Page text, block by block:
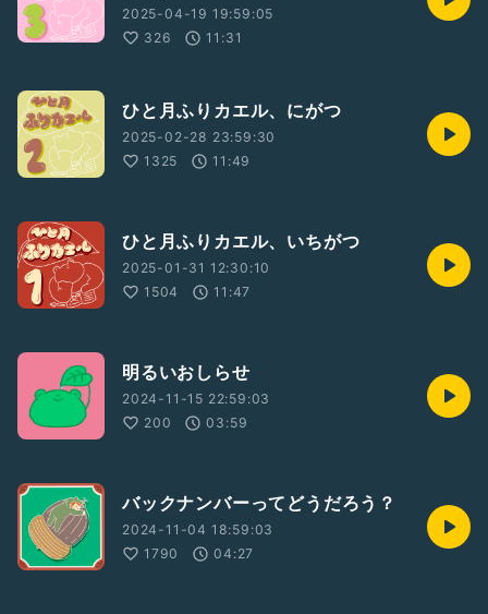
2025-04-19 19:59:05
326
11:31
ひと月ふりカエル、にがつ
2025-02-28 23:59:30
1325
11:49
ひと月ふりカエル、いちがつ
2025-01-31 12:30:10
1504
11:47
明るいおしらせ
2024-11-15 22:59:03
200
03:59
バックナンバーってどうだろう？
2024-11-04 18:59:03
1790
04:27